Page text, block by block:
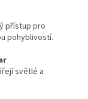
přístup pro
pohyblivostí.
světlé a